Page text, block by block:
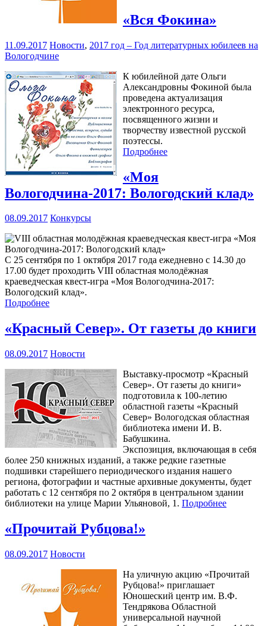
«Вся Фокина»
11.09.2017 Новости, 2017 год – Год литературных юбилеев на
Вологодчине
К юбилейной дате Ольги
Александровны Фокиной была
проведена актуализация
электронного ресурса,
посвященного жизни и
творчеству известной русской
поэтессы.
Подробнее
«Моя
Вологодчина-2017: Вологодский клад»
08.09.2017 Конкурсы
С 25 сентября по 1 октября 2017 года ежедневно с 14.30 до
17.00 будет проходить VIII областная молодёжная
краеведческая квест-игра «Моя Вологодчина-2017:
Вологодский клад».
Подробнее
«Красный Север». От газеты до книги
08.09.2017 Новости
Выставку-просмотр «Красный
Север». От газеты до книги»
подготовила к 100-летию
областной газеты «Красный
Север» Вологодская областная
библиотека имени И. В.
Бабушкина.
Экспозиция, включающая в себя
более 250 книжных изданий, а также редкие газетные
подшивки старейшего периодического издания нашего
региона, фотографии и частные архивные документы, будет
работать с 12 сентября по 2 октября в центральном здании
библиотеки на улице Марии Ульяновой, 1. Подробнее
«Прочитай Рубцова!»
08.09.2017 Новости
На уличную акцию «Прочитай
Рубцова!» приглашает
Юношеский центр им. В.Ф.
Тендрякова Областной
универсальной научной